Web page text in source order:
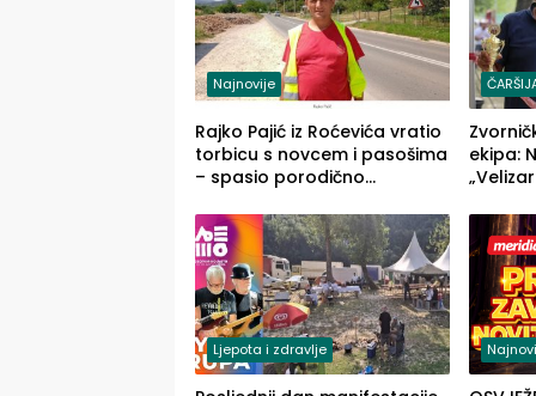
Najnovije
Rajko Pajić iz Roćevića vratio
torbicu s novcem i pasošima
– spasio porodično
ekipa:
Ljepota i zdravlje